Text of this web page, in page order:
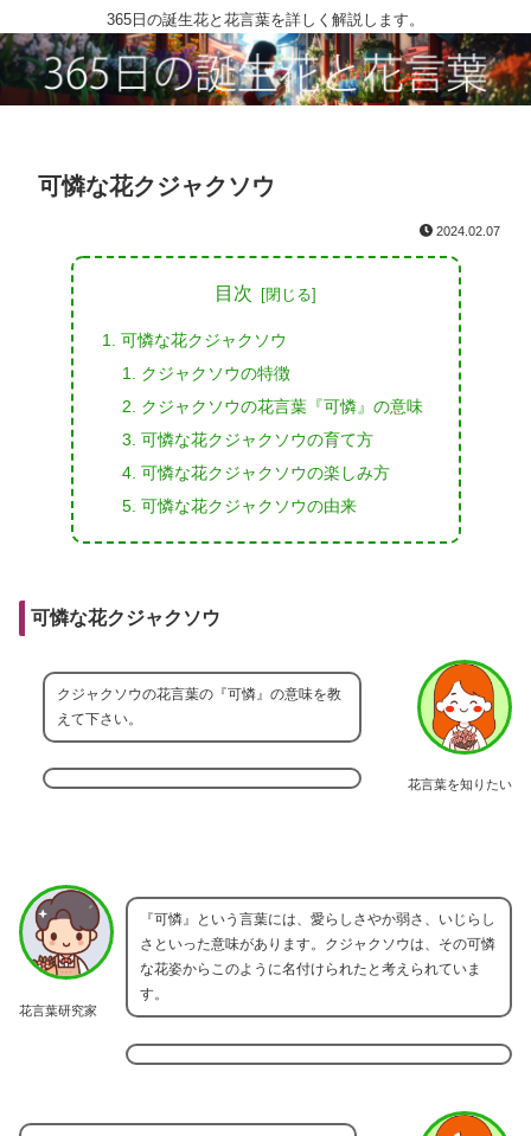
365日の誕生花と花言葉を詳しく解説します。
可憐な花クジャクソウ
2024.02.07
目次
可憐な花クジャクソウ
クジャクソウの特徴
クジャクソウの花言葉『可憐』の意味
可憐な花クジャクソウの育て方
可憐な花クジャクソウの楽しみ方
可憐な花クジャクソウの由来
可憐な花クジャクソウ
花言葉を知りたい
クジャクソウの花言葉の『可憐』の意味を教
えて下さい。
花言葉研究家
『可憐』という言葉には、愛らしさやか弱さ、いじらし
さといった意味があります。クジャクソウは、その可憐
な花姿からこのように名付けられたと考えられていま
す。